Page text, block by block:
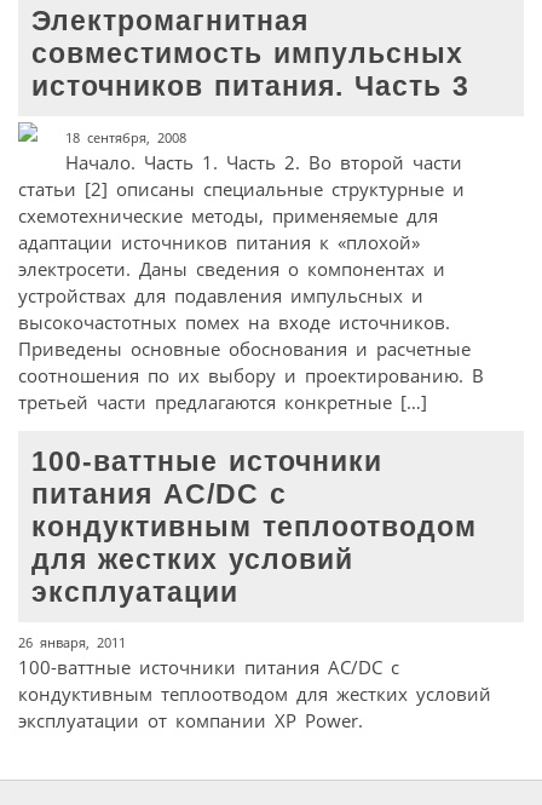
Электромагнитная
совместимость импульсных
источников питания. Часть 3
18 сентября, 2008
Начало. Часть 1. Часть 2. Во второй части
статьи [2] описаны специальные структурные и
схемотехнические методы, применяемые для
адаптации источников питания к «плохой»
электросети. Даны сведения о компонентах и
устройствах для подавления импульсных и
высокочастотных помех на входе источников.
Приведены основные обоснования и расчетные
соотношения по их выбору и проектированию. В
третьей части предлагаются конкретные […]
100-ваттные источники
питания AC/DC с
кондуктивным теплоотводом
для жестких условий
эксплуатации
26 января, 2011
100-ваттные источники питания AC/DC с
кондуктивным теплоотводом для жестких условий
эксплуатации от компании XP Power.